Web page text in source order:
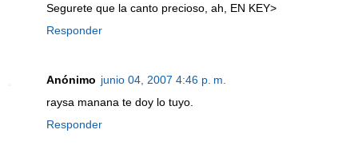
Segurete que la canto precioso, ah, EN KEY>
Responder
Anónimo junio 04, 2007 4:46 p. m.
raysa manana te doy lo tuyo.
Responder